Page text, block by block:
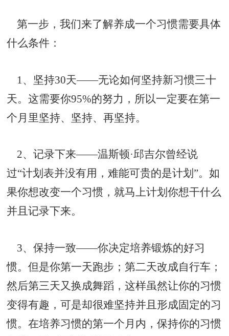
第一步，我们来了解养成一个习惯需要具体
什么条件：
1、坚持30天——无论如何坚持新习惯三十
天。这需要你95%的努力，所以一定要在第一
个月里坚持、坚持、再坚持。
2、记录下来——温斯顿·邱吉尔曾经说
过“计划表并没有用，难能可贵的是计划”。如
果你想改变一个习惯，就马上计划你想干什么
并且记录下来。
3、保持一致——你决定培养锻炼的好习
惯。但是你第一天跑步；第二天改成自行车；
然后第三天又换成舞蹈，这样虽然让你的习惯
变得有趣，可是却很难坚持并且形成固定的习
惯。在培养习惯的第一个月内，保持你的习惯